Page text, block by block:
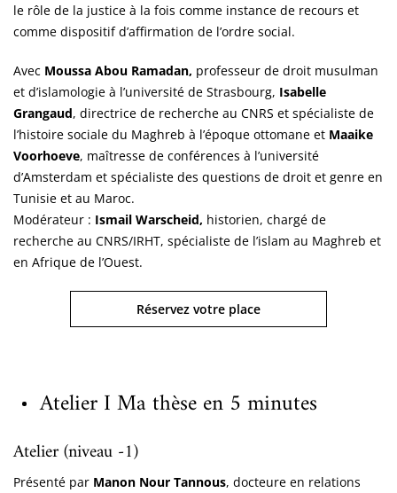
le rôle de la justice à la fois comme instance de recours et
comme dispositif d’affirmation de l’ordre social.
Avec Moussa Abou Ramadan, professeur de droit musulman
et d’islamologie à l’université de Strasbourg, Isabelle
Grangaud, directrice de recherche au CNRS et spécialiste de
l’histoire sociale du Maghreb à l’époque ottomane et Maaike
Voorhoeve, maîtresse de conférences à l’université
d’Amsterdam et spécialiste des questions de droit et genre en
Tunisie et au Maroc.
Modérateur : Ismail Warscheid, historien, chargé de
recherche au CNRS/IRHT, spécialiste de l’islam au Maghreb et
en Afrique de l’Ouest.
Réservez votre place
Atelier I Ma thèse en 5 minutes
Atelier (niveau -1)
Présenté par Manon Nour Tannous, docteure en relations